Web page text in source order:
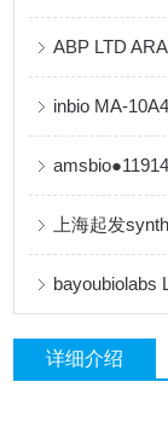
ABP LTD
inbio MA-
上海起发
bayoubiolabs
详细介绍